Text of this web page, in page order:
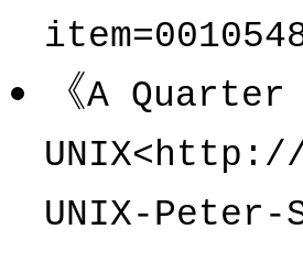
《A
UNIX<http://
UNIX-Peter-